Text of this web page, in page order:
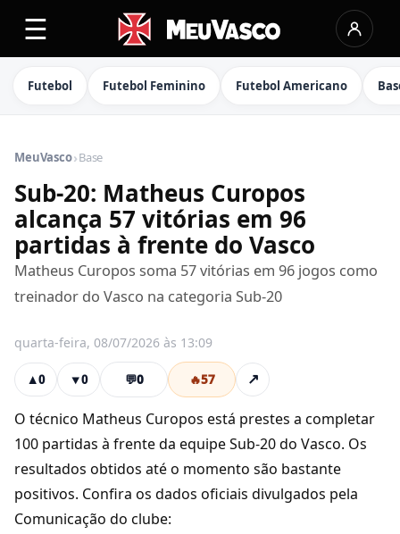
☰
Futebol Futebol Feminino Futebol Americano
MeuVasco›Base
Sub-20: Matheus Curopos
alcança 57 vitórias em 96
partidas à frente do Vasco
Matheus Curopos soma 57 vitórias em 96 jogos como
treinador do Vasco na categoria Sub-20
quarta-feira, 08/07/2026 às 13:09
▲0 ▼0 💬0 🔥57 ↗
O técnico Matheus Curopos está prestes a completar
100 partidas à frente da equipe Sub-20 do Vasco. Os
resultados obtidos até o momento são bastante
positivos. Confira os dados oficiais divulgados pela
Comunicação do clube: